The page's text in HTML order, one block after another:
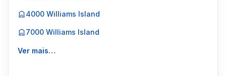
4000 Williams Island
7000 Williams Island
Ver mais…